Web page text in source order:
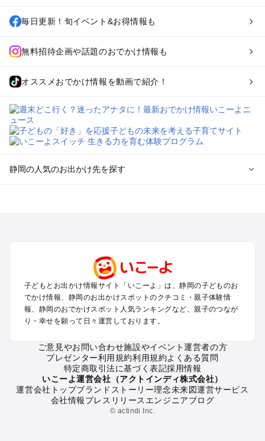
毎日更新！旬イベント&お得情報も
無料招待企画や話題のおでかけ情報も
オススメおでかけ情報を動画で紹介！
静岡の人気のお出かけ先を探す
小田原・熱海・湯河原・真鶴のプールお出かけ
中伊豆・西伊豆・南伊豆のプールお出かけ
静岡・清水のプールお出かけ
三島・沼津のプールお出かけ
掛川・磐田・袋井のプールお出かけ
大井川・寸又峡・川根のプールお出かけ
静岡の定番お出かけスポット
静岡の遊園地
静岡の動物園
子どもとお出かけ情報サイト「いこーよ」は、静岡の子どものお
でかけ情報、静岡のお出かけスポットのクチコミ・親子体験情
報、静岡のおでかけスポット人気ランキングなど、親子のつなが
り・幸せを願って日々運営しております。
ご意見やお問い合わせ施設やイベント運営者の方
プレゼンター利用規約利用規約よくある質問
特定商取引法に基づく表記採用情報
いこーよ運営会社（アクトインディ株式会社）
運営会社トップブランドストーリー理念未来図運営サービス
会社情報プレスリリース エンジニアブログ
© actindi Inc.